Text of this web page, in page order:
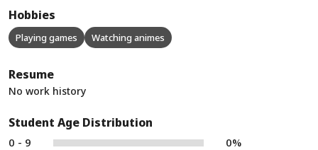
Hobbies
Playing games Watching animes
Resume
No work history
Student Age Distribution
0 - 9
0%